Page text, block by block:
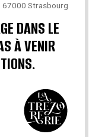
67000 Strasbourg
DANS LE
À VENIR